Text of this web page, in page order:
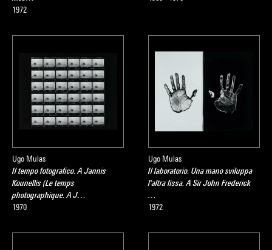
1972
Ugo Mulas
Il tempo fotografico. A Jannis
Kounellis (Le temps
photographique. A J…
1970
Ugo Mulas
Il laboratorio. Una mano sviluppa
l'altra fissa. A Sir John Frederick
1972